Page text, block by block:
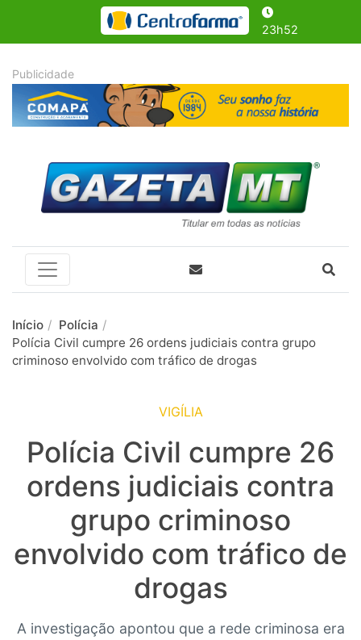
23h52
Início
Polícia
Polícia Civil cumpre 26 ordens judiciais contra grupo
criminoso envolvido com tráfico de drogas
VIGÍLIA
Polícia Civil cumpre 26
ordens judiciais contra
grupo criminoso
envolvido com tráfico de
drogas
A investigação apontou que a rede criminosa era